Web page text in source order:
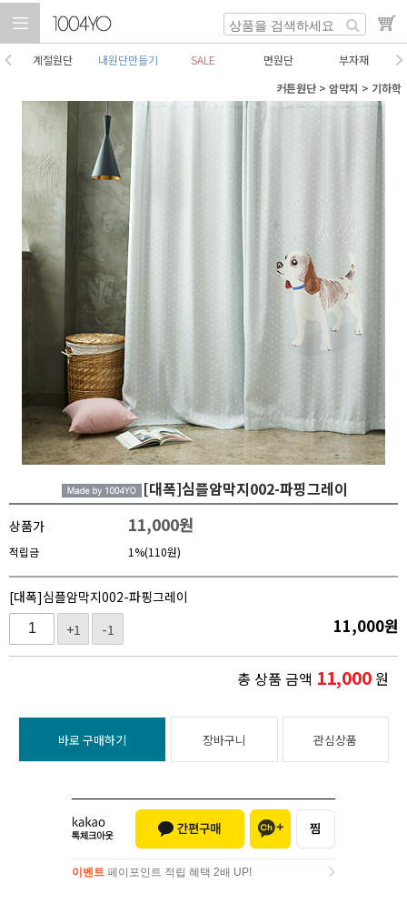
계절원단 내원단만들기 SALE 면원단
부자재
커튼원단 > 암막지 > 기하학
[대폭]심플암막지002-파핑그레이
상품가 11,000원
적립금 1%(110원)
[대폭]심플암막지002-파핑그레이
+1
-1 11,000원
총 상품 금액 11,000원
바로 구매하기 장바구니 관심상품
이벤트 페이포인트 적립 혜택 2배 UP!